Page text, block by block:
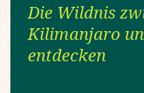
Die Wildnis
Kilimanjaro
entdecken